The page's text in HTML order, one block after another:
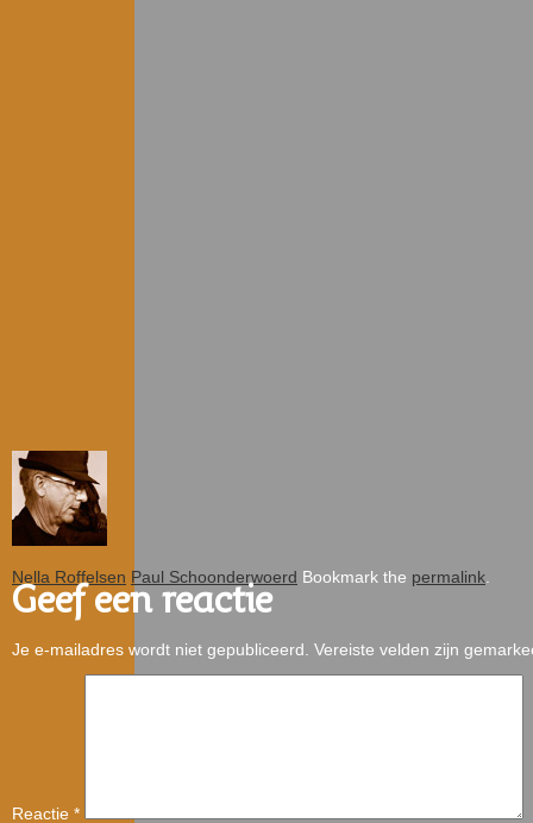
Nella Roffelsen Paul Schoonderwoerd Bookmark the permalink
Geef een reactie
Je e-mailadres wordt niet gepubliceerd. Vereiste velden zijn
Reactie *